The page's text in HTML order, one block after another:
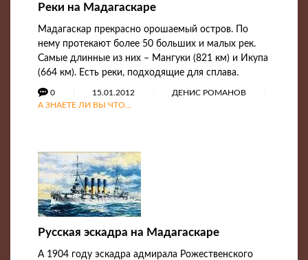
Реки на Мадагаскаре
Мадагаскар прекрасно орошаемый остров. По
нему протекают более 50 больших и малых рек.
Самые длинные из них – Мангуки (821 км) и Икупа
(664 км). Есть реки, подходящие для сплава.
0 15.01.2012
ДЕНИС РОМАНОВ
А ЗНАЕТЕ ЛИ ВЫ ЧТО...
Русская эскадра на Мадагаскаре
А 1904 году эскадра адмирала Рожественского